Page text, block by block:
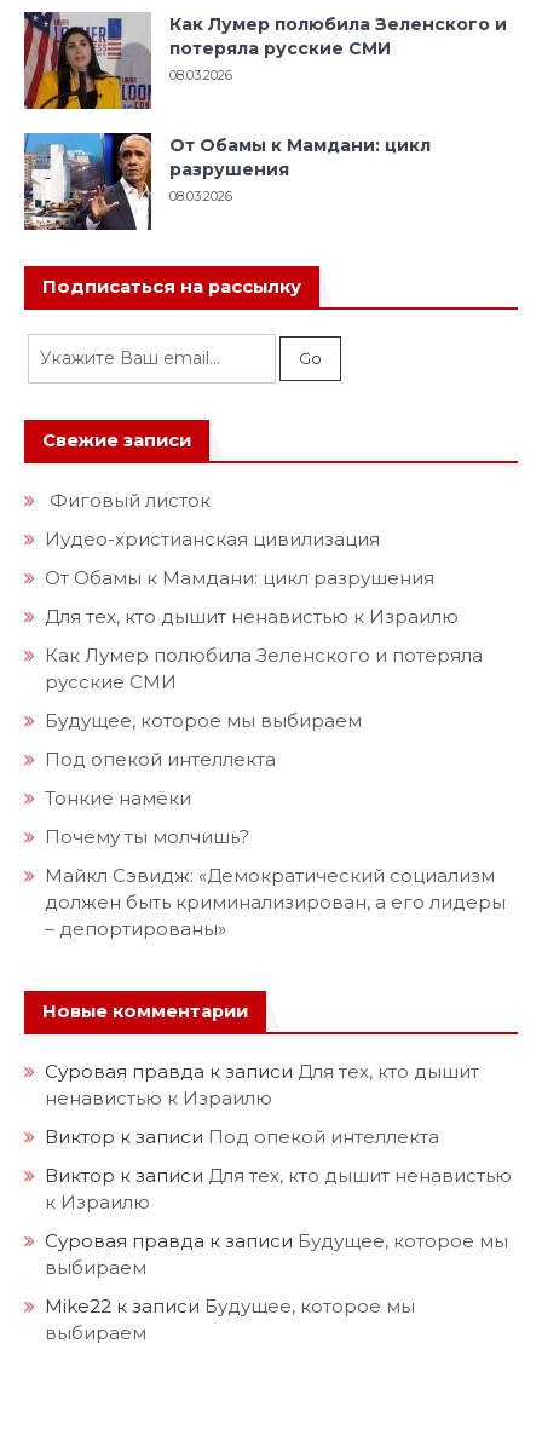
Как Лумер полюбила Зеленского и
потеряла русские СМИ
08.03.2026
От Обамы к Мамдани: цикл
разрушения
08.03.2026
Подписаться на рассылку
Свежие записи
Фиговый листок
Иудео-христианская цивилизация
От Обамы к Мамдани: цикл разрушения
Для тех, кто дышит ненавистью к Израилю
Как Лумер полюбила Зеленского и потеряла
русские СМИ
Будущее, которое мы выбираем
Под опекой интеллекта
Тонкие намёки
Почему ты молчишь?
Майкл Сэвидж: «Демократический социализм
должен быть криминализирован, а его лидеры
– депортированы»
Новые комментарии
Суровая правда к записи Для тех, кто дышит
ненавистью к Израилю
Виктор к записи Под опекой интеллекта
Виктор к записи Для тех, кто дышит ненавистью
к Израилю
Суровая правда к записи Будущее, которое мы
выбираем
Mike22 к записи Будущее, которое мы
выбираем